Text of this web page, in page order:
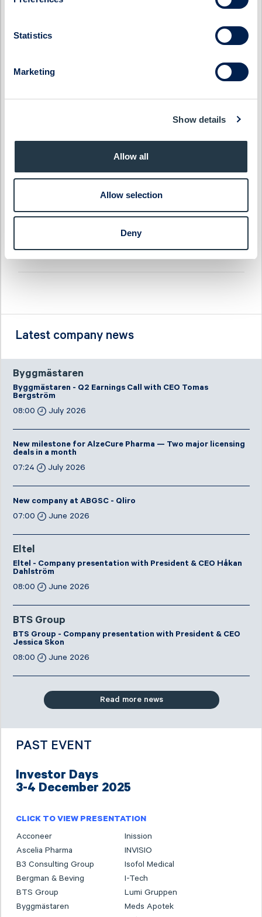
Statistics
Marketing
Show details
Allow all
Allow selection
Deny
Enity
ES Energy Save
Svedbergs Group
Haypp Group
Tempest Security
WS WESports Group
Infrea
4C Group
Latest company news
Byggmästaren
Byggmästaren - Q2 Earnings Call with CEO Tomas
Bergström
08:00
July 2026
New milestone for AlzeCure Pharma — Two major licensing
deals in a month
07:24
July 2026
New company at ABGSC - Qliro
07:00
June 2026
Eltel
Eltel - Company presentation with President & CEO Håkan
Dahlström
08:00
June 2026
BTS Group
BTS Group - Company presentation with President & CEO
Jessica Skon
08:00
June 2026
Read more news
PAST EVENT
Investor Days
3-4 December 2025
CLICK TO VIEW PRESENTATION
Acconeer
Inission
Ascelia Pharma
INVISIO
B3 Consulting Group
Isofol Medical
Bergman & Beving
I-Tech
BTS Group
Lumi Gruppen
Byggmästaren
Meds Apotek